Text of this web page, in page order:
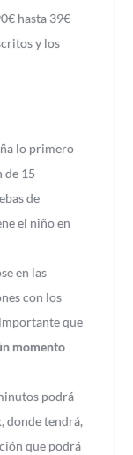
hasta 39€
y los
lo primero
de 15
de
el niño en
en las
con los
que
momento
podrá
, donde tendrá,
que podrá